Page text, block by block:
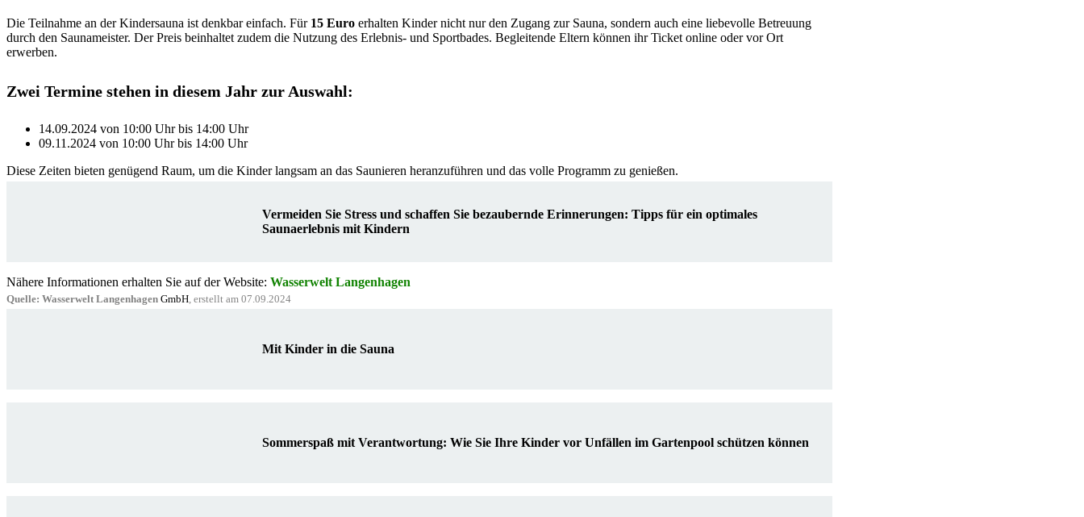
Die Teilnahme an der Kindersauna ist denkbar einfach. Für 15 Euro erhalten Kinder nicht nur den Zugang zur Sauna, sondern auch eine liebevolle Betreuung
durch den Saunameister. Der Preis beinhaltet zudem die Nutzung des Erlebnis- und Sportbades. Begleitende Eltern können ihr Ticket online oder vor Ort
erwerben.
Zwei Termine stehen in diesem Jahr zur Auswahl:
14.09.2024 von 10:00 Uhr bis 14:00 Uhr
09.11.2024 von 10:00 Uhr bis 14:00 Uhr
Diese Zeiten bieten genügend Raum, um die Kinder langsam an das Saunieren heranzuführen und das volle Programm zu genießen.
Vermeiden Sie Stress und schaffen Sie bezaubernde Erinnerungen: Tipps für ein optimales
Saunaerlebnis mit Kindern
Nähere Informationen erhalten Sie auf der Website: Wasserwelt Langenhagen
Quelle: Wasserwelt Langenhagen GmbH, erstellt am 07.09.2024
Mit Kinder in die Sauna
Sommerspaß mit Verantwortung: Wie Sie Ihre Kinder vor Unfällen im Gartenpool schützen können